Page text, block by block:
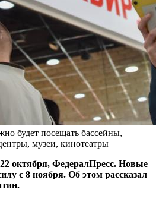
будет посещать бассейны,
музеи, кинотеатры
ФедералПресс. Новые
с 8 ноября. Об этом рассказал